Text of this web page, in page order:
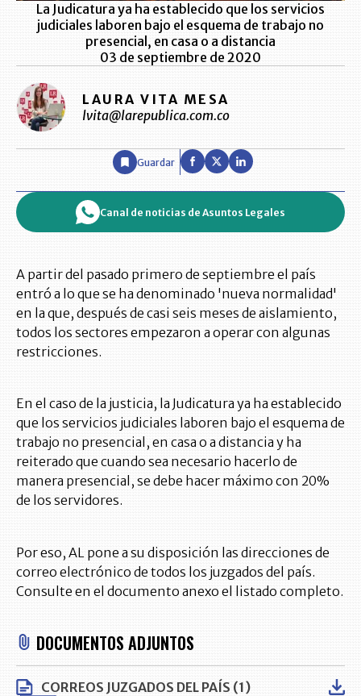
La Judicatura ya ha establecido que los servicios
judiciales laboren bajo el esquema de trabajo no
presencial, en casa o a distancia
03 de septiembre de 2020
LAURA VITA MESA
lvita@larepublica.com.co
Guardar
Canal de noticias de Asuntos Legales
A partir del pasado primero de septiembre el país
entró a lo que se ha denominado 'nueva normalidad'
en la que, después de casi seis meses de aislamiento,
todos los sectores empezaron a operar con algunas
restricciones.
En el caso de la justicia, la Judicatura ya ha establecido
que los servicios judiciales laboren bajo el esquema de
trabajo no presencial, en casa o a distancia y ha
reiterado que cuando sea necesario hacerlo de
manera presencial, se debe hacer máximo con 20%
de los servidores.
Por eso, AL pone a su disposición las direcciones de
correo electrónico de todos los juzgados del país.
Consulte en el documento anexo el listado completo.
DOCUMENTOS ADJUNTOS
CORREOS JUZGADOS DEL PAÍS (1)